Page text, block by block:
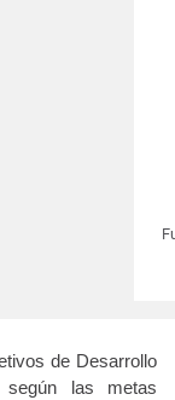
de Desarrollo
según las metas